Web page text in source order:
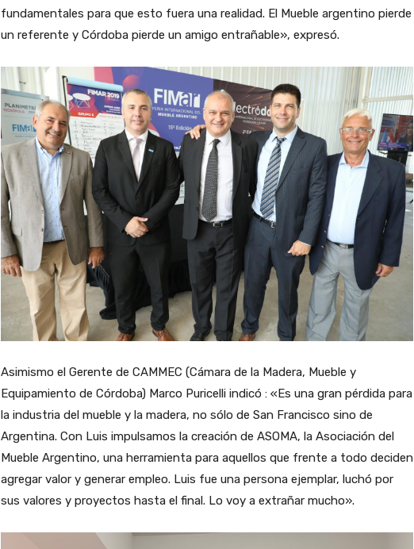
fundamentales para que esto fuera una realidad. El Mueble argentino pierde
un referente y Córdoba pierde un amigo entrañable», expresó.
Asimismo el Gerente de CAMMEC (Cámara de la Madera, Mueble y
Equipamiento de Córdoba) Marco Puricelli indicó : «Es una gran pérdida para
la industria del mueble y la madera, no sólo de San Francisco sino de
Argentina. Con Luis impulsamos la creación de ASOMA, la Asociación del
Mueble Argentino, una herramienta para aquellos que frente a todo deciden
agregar valor y generar empleo. Luis fue una persona ejemplar, luchó por
sus valores y proyectos hasta el final. Lo voy a extrañar mucho».